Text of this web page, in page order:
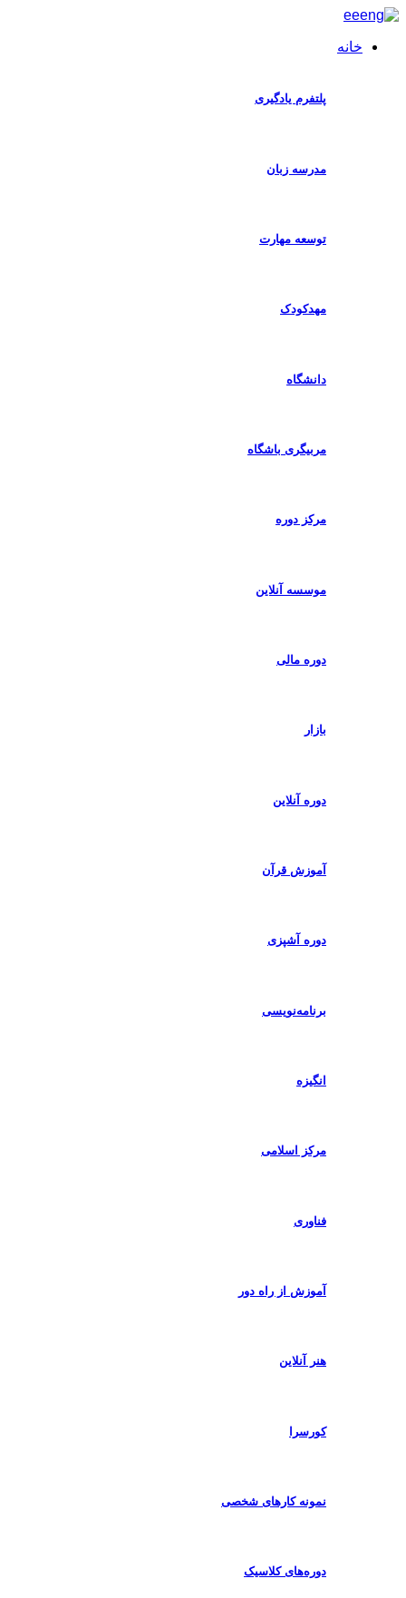
خانه
پلتفرم یادگیری
مدرسه زبان
توسعه مهارت
مهدکودک
دانشگاه
مربیگری باشگاه
مرکز دوره
موسسه آنلاین
دوره مالی
دوره آنلاین
آموزش قرآن
دوره آشپزی
برنامه‌نویسی
مرکز اسلامی
فناوری
آموزش از راه دور
هنر آنلاین
کورسرا
نمونه کارهای شخصی
دوره‌های کلاسیک